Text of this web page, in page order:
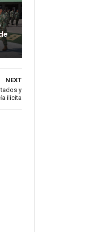
NEXT
y
ilícita